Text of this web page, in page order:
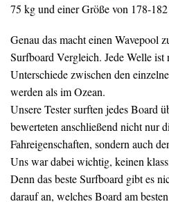
75 kg und einer Größe von 178-182
Genau das macht einen Wavepool
Surfboard Vergleich. Jede Welle ist
Unterschiede zwischen den
werden als im Ozean.
Unsere Tester surften jedes Board
bewerteten anschließend nicht nur
Fahreigenschaften, sondern auch
Uns war dabei wichtig, keinen
Denn das beste Surfboard gibt es
darauf an, welches Board am